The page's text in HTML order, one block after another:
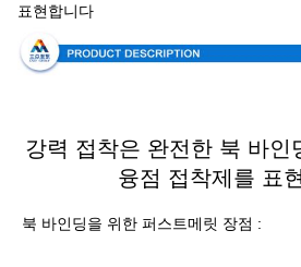
표현합니다
강력 접착은 완전한 북 바인
융점 접착제를 표
북 바인딩을 위한 퍼스트메릿 장점 :